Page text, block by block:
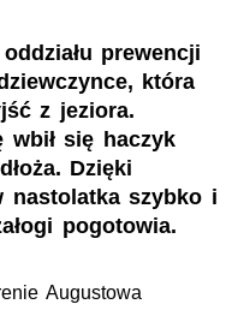
prewencji
która
z jeziora.
się haczyk
Dzięki
nastolatka szybko i
pogotowia.
Augustowa